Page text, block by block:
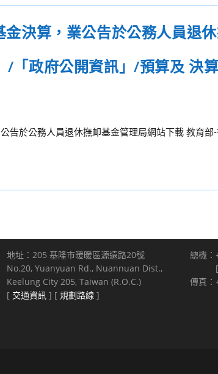
決算，業公告於公務人員退
政府公開資訊」/預算及 決
告於公務人員退休撫卹基金管理局網站下載 教育部
地址：205 基隆市暖暖區源遠路20號
No.20, Yuanyuan Rd., Nuannuan Dist.,
Keelung City 205, Taiwan (R.O.C.)
[ 交通資訊 ] [ 規劃路線 ]
總機
[
傳真